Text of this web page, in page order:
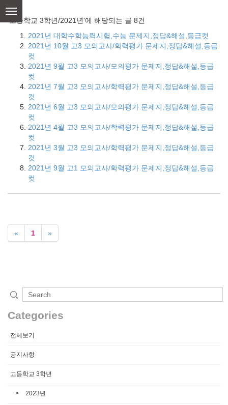
content
'고등학교 3학년/2021년'에 해당되는 글 8건
2021년 대학수학능력시험,수능 문제지,정답&해설,등급컷
2021년 10월 고3 모의고사/학력평가 문제지,정답&해설,등급
컷
2021년 9월 고3 모의고사/모의평가 문제지,정답&해설,등급
컷
2021년 7월 고3 모의고사/학력평가 문제지,정답&해설,등급
컷
2021년 6월 고3 모의고사/모의평가 문제지,정답&해설,등급
컷
2021년 4월 고3 모의고사/학력평가 문제지,정답&해설,등급
컷
2021년 3월 고3 모의고사/학력평가 문제지,정답&해설,등급
컷
2021년 9월 고1 모의고사/학력평가 문제지,정답&해설,등급
컷
« 1 »
Categories
전체보기
공지사항
고등학교 3학년
2023년